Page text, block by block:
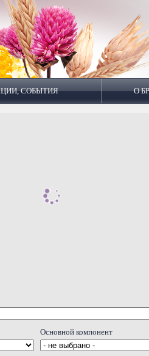
СОБЫТИЯ О
Основной компонент